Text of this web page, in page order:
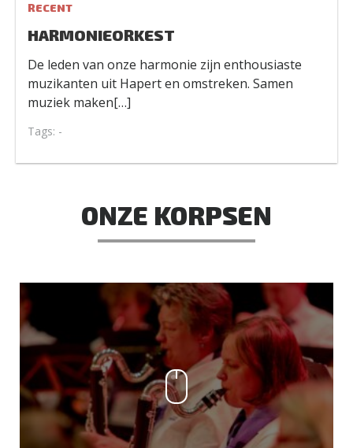
RECENT
HARMONIEORKEST
De leden van onze harmonie zijn enthousiaste
muzikanten uit Hapert en omstreken. Samen
muziek maken[…]
Tags: -
ONZE KORPSEN